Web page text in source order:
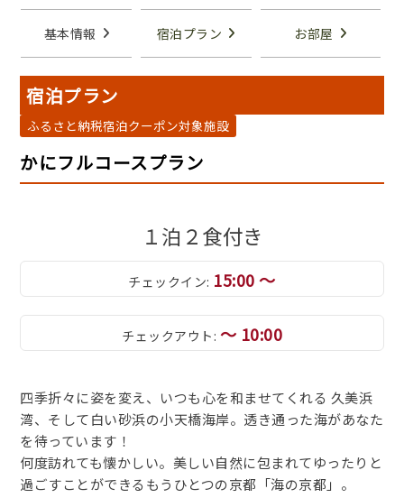
基本情報 宿泊プラン お部屋
宿泊プラン
ふるさと納税宿泊クーポン対象施設
かにフルコースプラン
１泊２食付き
チェックイン: 15:00 ～
チェックアウト: ～ 10:00
四季折々に姿を変え、いつも心を和ませてくれる 久美浜
湾、そして白い砂浜の小天橋海岸。透き通った海があなた
を待っています！
何度訪れても懐かしい。美しい自然に包まれてゆったりと
過ごすことができるもうひとつの京都「海の京都」。